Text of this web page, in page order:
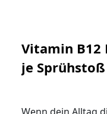
Vitamin B12
je
Geschmack